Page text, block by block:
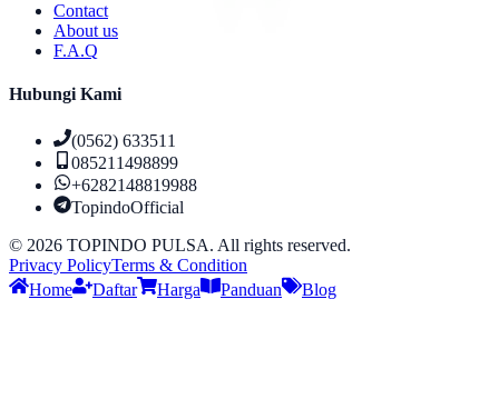
Contact
About us
F.A.Q
Hubungi Kami
(0562) 633511
085211498899
+6282148819988
TopindoOfficial
© 2026 TOPINDO PULSA. All rights reserved.
Privacy PolicyTerms & Condition
Home
Daftar Harga Panduan Blog